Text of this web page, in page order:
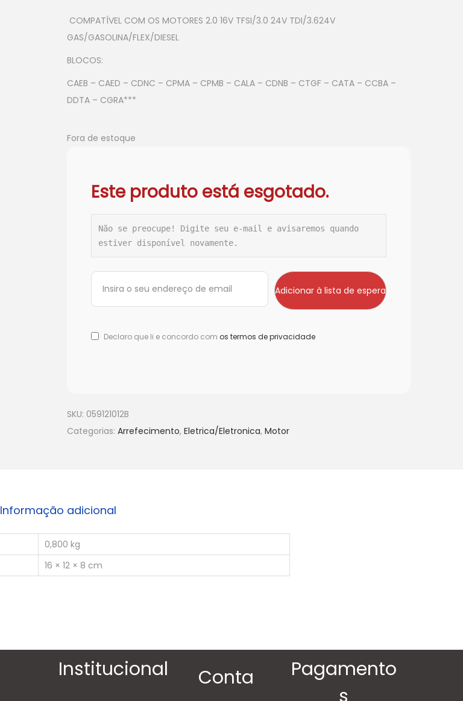
COMPATÍVEL COM OS MOTORES 2.0 16V TFSI/3.0 24V TDI/3.624V
GAS/GASOLINA/FLEX/DIESEL
BLOCOS:
CAEB – CAED – CDNC – CPMA – CPMB – CALA – CDNB – CTGF – CATA – CCBA –
DDTA – CGRA***
Fora de estoque
Este produto está esgotado.
Não se preocupe! Digite seu e-mail e avisaremos quando
estiver disponível novamente.
Declaro que li e concordo com os termos de privacidade
SKU: 059121012B
Categorias: Arrefecimento, Eletrica/Eletronica, Motor
Informação adicional
0,800 kg
16 × 12 × 8 cm
Institucional Conta
Pagamento